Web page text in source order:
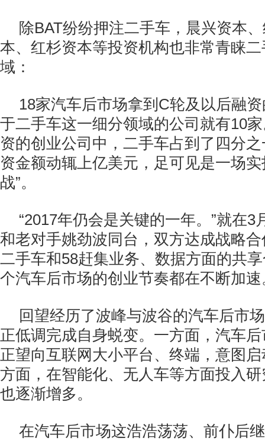
除BAT纷纷押注二手车，晨兴资本
本、红杉资本等投资机构也非常青睐
域：
18家汽车后市场拿到C轮及以后融
于二手车这一细分领域的公司就有10
资的创业公司中，二手车占到了四分
资金额动辄上亿美元，足可见是一场实
战”。
“2017年仍会是关键的一年。”就在3
和老对手姚劲波同台，双方达成战略
二手车和58赶集业务、数据方面的共
个汽车后市场的创业节奏都在不断加速
回望经历了波峰与波谷的汽车后市
正低调完成自身蜕变。一方面，汽车
正望向互联网大小平台、终端，意图
方面，在智能化、无人车等方面投入
也逐渐增多。
在汽车后市场这浩浩荡荡、前仆后